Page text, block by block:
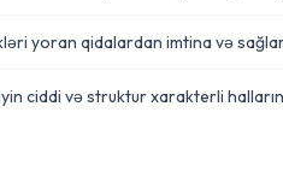
yoran qidalardan imtina və
ciddi və struktur xarakterli